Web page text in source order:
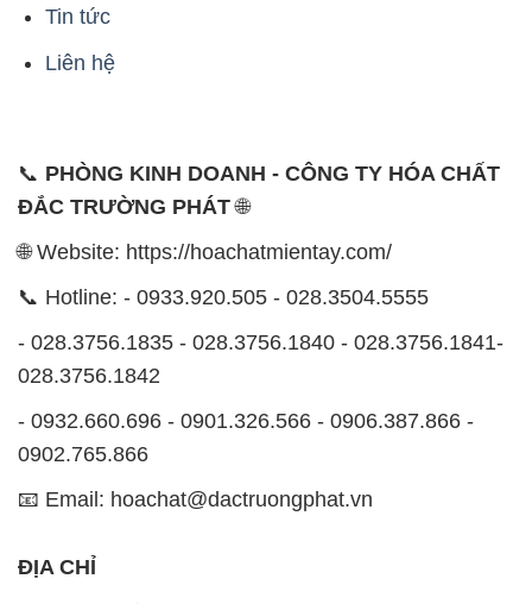
Tin tức
Liên hệ
📞 PHÒNG KINH DOANH - CÔNG TY HÓA CHẤT
ĐẮC TRƯỜNG PHÁT🌐
🌐 Website: https://hoachatmientay.com/
📞 Hotline: - 0933.920.505 - 028.3504.5555
- 028.3756.1835 - 028.3756.1840 - 028.3756.1841-
028.3756.1842
- 0932.660.696 - 0901.326.566 - 0906.387.866 -
0902.765.866
📧 Email: hoachat@dactruongphat.vn
ĐỊA CHỈ